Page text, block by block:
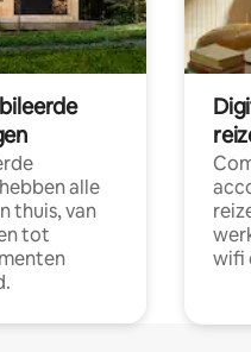
alle
thuis, van
tot
wifi